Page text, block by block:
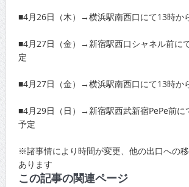
■4月26日（木）→横浜駅南西口にて13時か
■4月27日（金）→新宿駅西口シャネル前に
定
■4月27日（金）→横浜駅南西口にて13時か
■4月29日（日）→新宿駅西武新宿PePe前に
予定
※諸事情により時間が変更、他の出口への
あります
この記事の関連ページ